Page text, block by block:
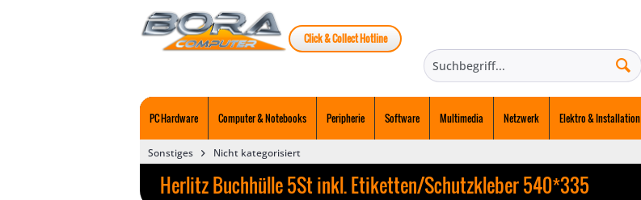
Click & Collect Hotline
PC Hardware Computer & Notebooks Peripherie Software Multimedia Netzwerk Elektro & Installation
Sonstiges Nicht kategorisiert
Herlitz Buchhülle 5St inkl. Etiketten/Schutzkleber 540*335